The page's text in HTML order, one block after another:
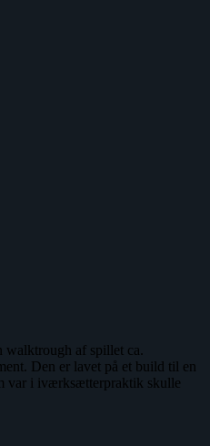
walktrough af spillet ca.
Den er lavet på et build til en
var i iværksætterpraktik skulle